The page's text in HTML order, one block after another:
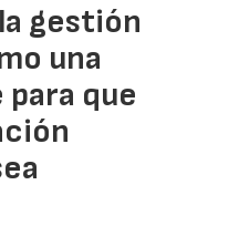
gestión
una
que